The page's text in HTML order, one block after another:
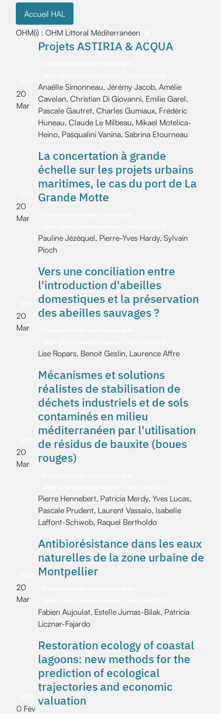
Accueil HAL
OHM(i) : OHM Littoral Méditerranéen
20
Mar
Projets ASTIRIA & ACQUA
Anaëlle Simonneau, Jérémy Jacob, Amélie
Cavelan, Christian Di Giovanni, Emilie Garel,
Pascale Gautret, Charles Gumiaux, Frédéric
Huneau, Claude Le Milbeau, Mikael Motelica-
Heino, Pasqualini Vanina, Sabrina Etourneau
20
Mar
La concertation à grande
échelle sur les projets urbains
maritimes, le cas du port de La
Grande Motte
Pauline Jézéquel, Pierre-Yves Hardy, Sylvain
Pioch
20
Mar
Vers une conciliation entre
l'introduction d'abeilles
domestiques et la préservation
des abeilles sauvages ?
Lise Ropars, Benoit Geslin, Laurence Affre
20
Mar
Mécanismes et solutions
réalistes de stabilisation de
déchets industriels et de sols
contaminés en milieu
méditerranéen par l'utilisation
de résidus de bauxite (boues
rouges)
Pierre Hennebert, Patricia Merdy, Yves Lucas,
Pascale Prudent, Laurent Vassalo, Isabelle
Laffont-Schwob, Raquel Bertholdo
20
Mar
Antibiorésistance dans les eaux
naturelles de la zone urbaine de
Montpellier
Fabien Aujoulat, Estelle Jumas-Bilak, Patricia
Licznar-Fajardo
0 Fév
Restoration ecology of coastal
lagoons: new methods for the
prediction of ecological
trajectories and economic
valuation